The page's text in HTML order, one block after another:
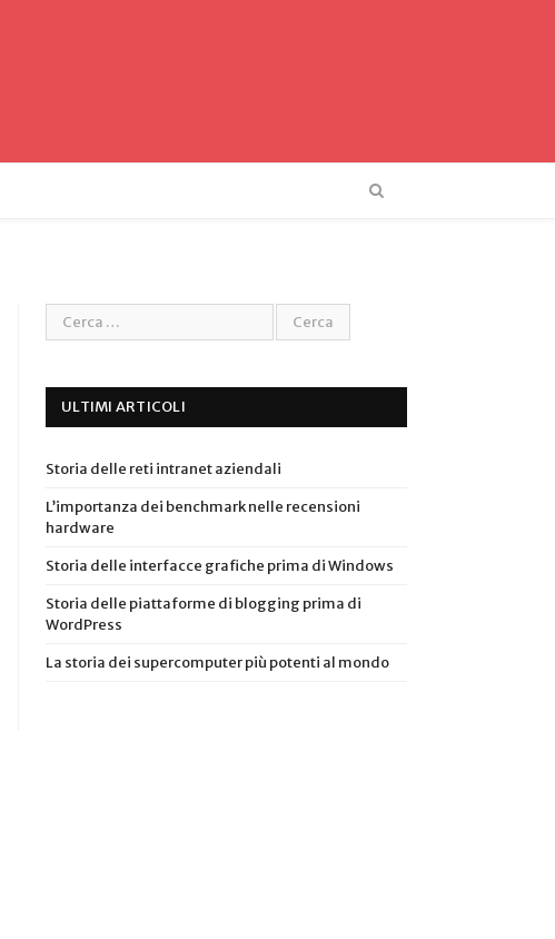
ULTIMI ARTICOLI
Storia delle reti intranet aziendali
L’importanza dei benchmark nelle recensioni
hardware
Storia delle interfacce grafiche prima di Windows
Storia delle piattaforme di blogging prima di
WordPress
La storia dei supercomputer più potenti al mondo